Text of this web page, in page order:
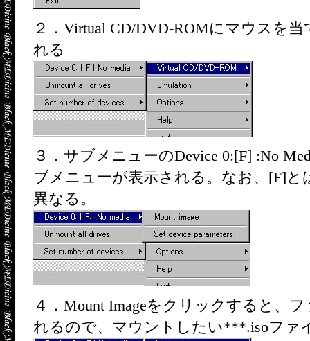
２．Virtual CD/DVD-ROMにマウスを
れる
３．サブメニューのDevice 0:[F] :No
ブメニューが表示される。なお、[F]
異なる。
４．Mount Imageをクリックすると、
れるので、マウントしたい***.isoファ